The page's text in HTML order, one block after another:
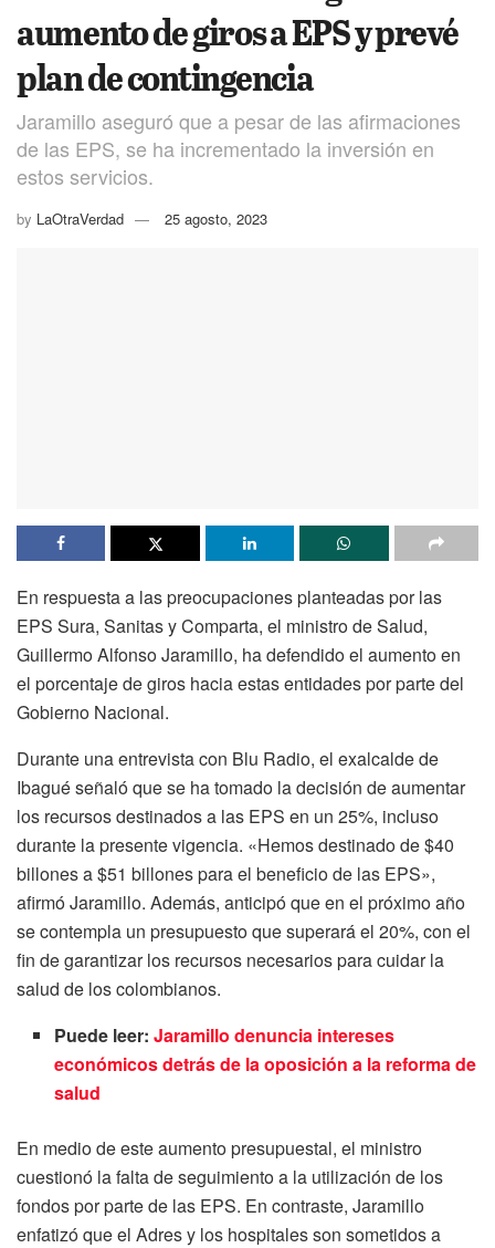
aumento de giros a EPS y prevé
plan de contingencia
Jaramillo aseguró que a pesar de las afirmaciones
de las EPS, se ha incrementado la inversión en
estos servicios.
by LaOtraVerdad 25 agosto, 2023
En respuesta a las preocupaciones planteadas por las
EPS Sura, Sanitas y Comparta, el ministro de Salud,
Guillermo Alfonso Jaramillo, ha defendido el aumento en
el porcentaje de giros hacia estas entidades por parte del
Gobierno Nacional.
Durante una entrevista con Blu Radio, el exalcalde de
Ibagué señaló que se ha tomado la decisión de aumentar
los recursos destinados a las EPS en un 25%, incluso
durante la presente vigencia. «Hemos destinado de $40
billones a $51 billones para el beneficio de las EPS»,
afirmó Jaramillo. Además, anticipó que en el próximo año
se contempla un presupuesto que superará el 20%, con el
fin de garantizar los recursos necesarios para cuidar la
salud de los colombianos.
Puede leer:Jaramillo denuncia intereses
económicos detrás de la oposición a la reforma de
salud
En medio de este aumento presupuestal, el ministro
cuestionó la falta de seguimiento a la utilización de los
fondos por parte de las EPS. En contraste, Jaramillo
enfatizó que el Adres y los hospitales son sometidos a